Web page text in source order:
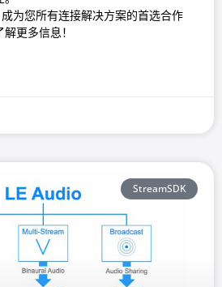
为您所有连接解决方案的首选合作
更多信息！
StreamSDK